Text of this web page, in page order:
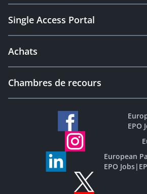
Single Access Portal
Achats
Chambres de recours
EPO
European
EPO Jobs|